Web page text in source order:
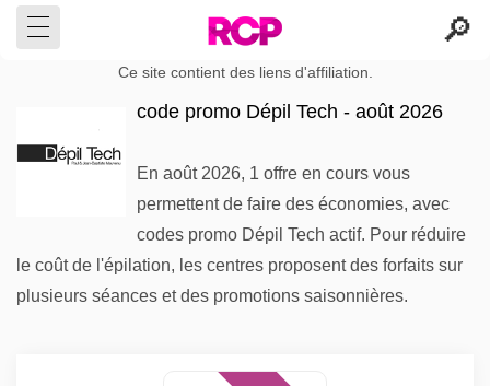
Ce site contient des liens d'affiliation.
code promo Dépil Tech - août 2026
En août 2026, 1 offre en cours vous
permettent de faire des économies, avec
codes promo Dépil Tech actif. Pour réduire
le coût de l'épilation, les centres proposent des forfaits sur
plusieurs séances et des promotions saisonnières.